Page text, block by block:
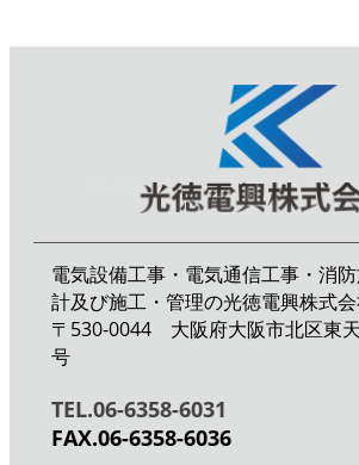
電気設備工事・電気通信工事・消
計及び施工・管理の光徳電興株式
〒530-0044 大阪府大阪市北区東
号
TEL.06-6358-6031
FAX.06-6358-6036